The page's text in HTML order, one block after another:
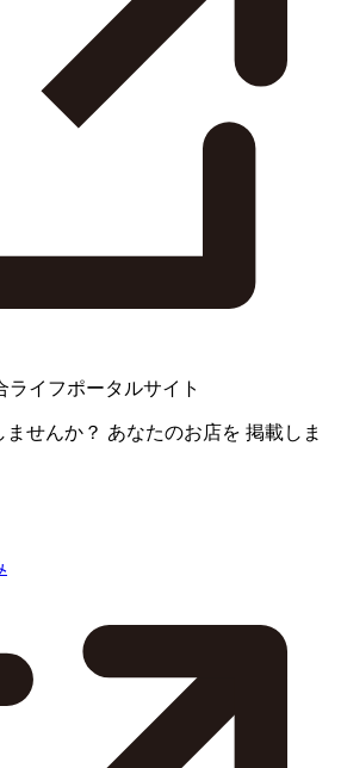
ライフポータルサイト
せんか？ あなたのお店を 掲載しま